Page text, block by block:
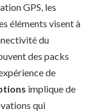
GPS, les
éléments visent à
du
des packs
de
implique de
qui